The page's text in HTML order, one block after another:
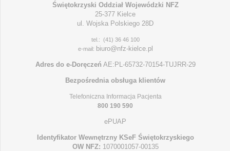
Świętokrzyski Oddział Wojewódzki NFZ
25-377 Kielce
ul. Wojska Polskiego 28D
tel.: (41) 36 46 100
e-mail: biuro@nfz-kielce.pl
Adres do e-Doręczeń AE:PL-65732-70154-TUJRR-29
Bezpośrednia obsługa klientów
Telefoniczna Informacja Pacjenta
800 190 590
ePUAP
Identyfikator Wewnętrzny KSeF Świętokrzyskiego
OW NFZ: 1070001057-00135